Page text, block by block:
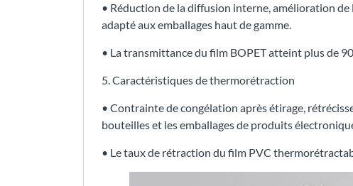
• Réduction de la diffusion interne, amélioration
adapté aux emballages haut de gamme.
• La transmittance du film BOPET atteint plus de
5. Caractéristiques de thermorétraction
• Contrainte de congélation après étirage,
bouteilles et les emballages de produits
• Le taux de rétraction du film PVC